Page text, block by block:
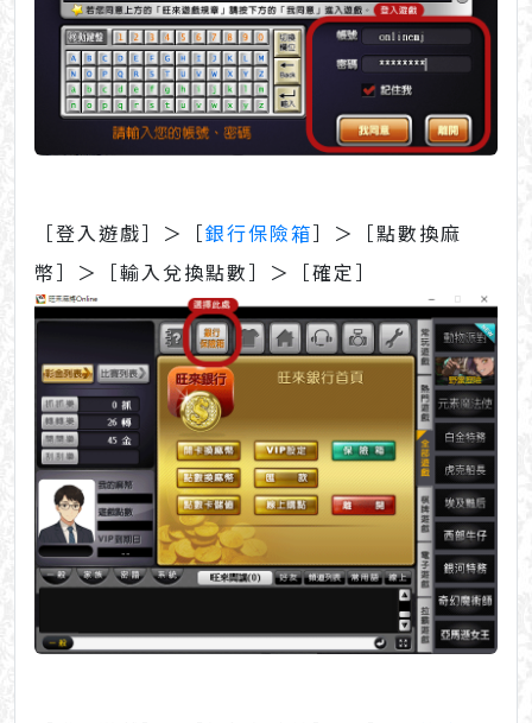
［登入遊戲］＞［銀行保險箱］＞［點數換麻
幣］＞［輸入兌換點數］＞［確定］